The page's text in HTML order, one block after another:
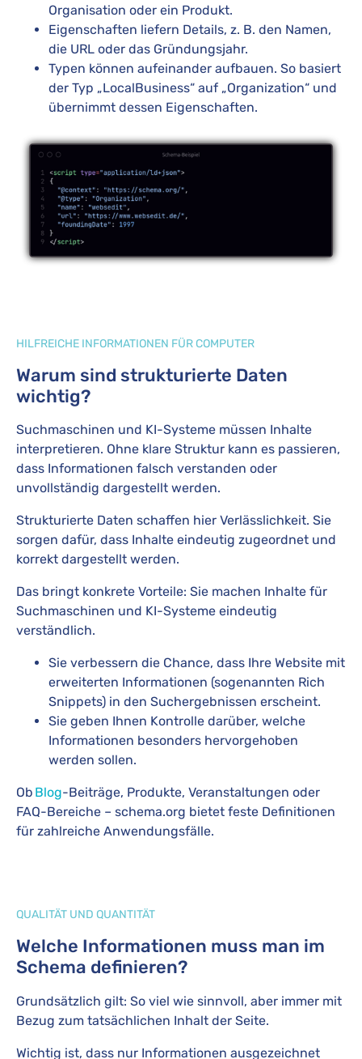
Organisation oder ein Produkt.
Eigenschaften liefern Details, z. B. den Namen,
die URL oder das Gründungsjahr.
Typen können aufeinander aufbauen. So basiert
der Typ „LocalBusiness“ auf „Organization“ und
übernimmt dessen Eigenschaften.
Warum sind strukturierte Daten
wichtig?
HILFREICHE INFORMATIONEN FÜR COMPUTER
Suchmaschinen und KI-Systeme müssen Inhalte
interpretieren. Ohne klare Struktur kann es passieren,
dass Informationen falsch verstanden oder
unvollständig dargestellt werden.
Strukturierte Daten schaffen hier Verlässlichkeit. Sie
sorgen dafür, dass Inhalte eindeutig zugeordnet und
korrekt dargestellt werden.
Das bringt konkrete Vorteile: Sie machen Inhalte für
Suchmaschinen und KI-Systeme eindeutig
verständlich.
Sie verbessern die Chance, dass Ihre Website mit
erweiterten Informationen (sogenannten Rich
Snippets) in den Suchergebnissen erscheint.
Sie geben Ihnen Kontrolle darüber, welche
Informationen besonders hervorgehoben
werden sollen.
Ob Blog-Beiträge, Produkte, Veranstaltungen oder
FAQ-Bereiche – schema.org bietet feste Definitionen
für zahlreiche Anwendungsfälle.
Welche Informationen muss man im
Schema definieren?
QUALITÄT UND QUANTITÄT
Grundsätzlich gilt: So viel wie sinnvoll, aber immer mit
Bezug zum tatsächlichen Inhalt der Seite.
Wichtig ist, dass nur Informationen ausgezeichnet